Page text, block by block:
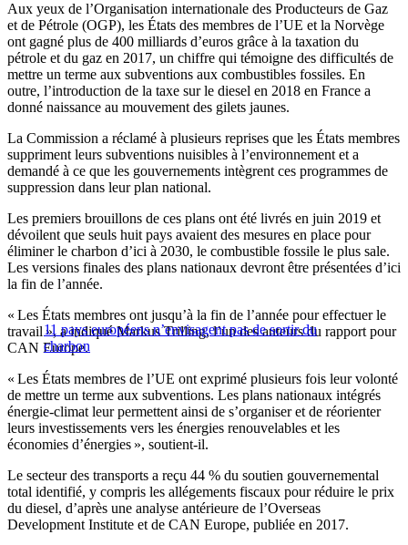
Aux yeux de l’Organisation internationale des Producteurs de Gaz
et de Pétrole (OGP), les États des membres de l’UE et la Norvège
ont gagné plus de 400 milliards d’euros grâce à la taxation du
pétrole et du gaz en 2017, un chiffre qui témoigne des difficultés de
mettre un terme aux subventions aux combustibles fossiles. En
outre, l’introduction de la taxe sur le diesel en 2018 en France a
donné naissance au mouvement des gilets jaunes.
La Commission a réclamé à plusieurs reprises que les États membres
suppriment leurs subventions nuisibles à l’environnement et a
demandé à ce que les gouvernements intègrent ces programmes de
suppression dans leur plan national.
Les premiers brouillons de ces plans ont été livrés en juin 2019 et
dévoilent que seuls huit pays avaient des mesures en place pour
éliminer le charbon d’ici à 2030, le combustible fossile le plus sale.
Les versions finales des plans nationaux devront être présentées d’ici
la fin de l’année.
11 pays européens n’envisagent pas de sortir du
charbon
« Les États membres ont jusqu’à la fin de l’année pour effectuer le
travail », a indiqué Markus Trilling, l’un des auteurs du rapport pour
CAN Europe.
« Les États membres de l’UE ont exprimé plusieurs fois leur volonté
de mettre un terme aux subventions. Les plans nationaux intégrés
énergie-climat leur permettent ainsi de s’organiser et de réorienter
leurs investissements vers les énergies renouvelables et les
économies d’énergies », soutient-il.
Le secteur des transports a reçu 44 % du soutien gouvernemental
total identifié, y compris les allégements fiscaux pour réduire le prix
du diesel, d’après une analyse antérieure de l’Overseas
Development Institute et de CAN Europe, publiée en 2017.